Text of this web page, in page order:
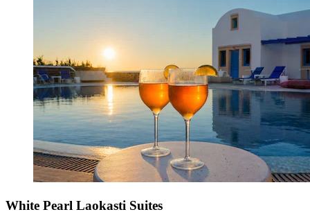
White Pearl Laokasti Suites